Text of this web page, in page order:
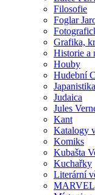
Filosofie
Foglar
Grafika,
Historie a
Houby
Hudební
Japanistika
Judaica
Jules
Kant
Katalogy
Komiks
Kubašta
Kuchařky
Literární